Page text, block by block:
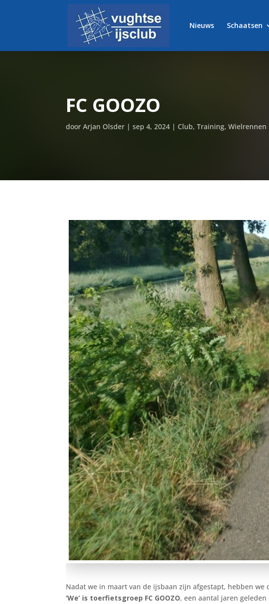
Nieuws Schaatsen
FC GOOZO
doorArjan Olsder |sep 4, 2024 | Club,Training,Wielrennen
Nadat we in maart van de ijsbaan zijn afgestapt, hebben
‘We’ is toerfietsgroep FC GOOZO, een aantal jaren